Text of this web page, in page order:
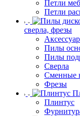
Петли
Петли
сверла, фрезы
Пилы
Пилы
Сверла
Сменные
Фрезы
Плинтус